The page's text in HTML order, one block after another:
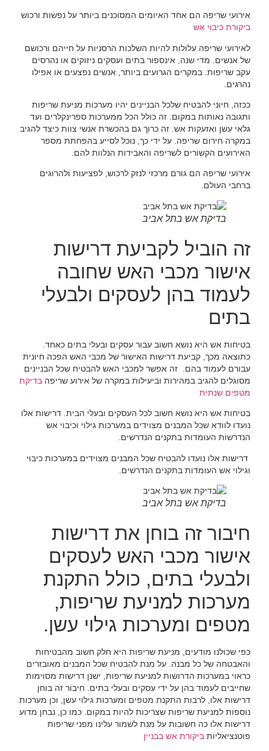
אירועי שריפה הם אחד האיומים המסוכנים ביותר על נפשות ורכוש
ביקורת כיבוי אש
לאירועי שריפה עלולות להיות השלכות הרסניות על חייהם ורכושם
של אנשים. מדי שנה, אינספור בתים ועסקים ניזוקים או נהרסים
עקב שריפות. במקרים הגרועים ביותר, אנשים נפצעים או אפילו
נהרגים.
ככזה, חיוני להבטיח שלכל הבניינים יהיו מערכות מניעת שריפות
ותגובה נאותות במקום. זה כולל הכל ממערכות ספרינקלרים ועד
גלאי עשן ואזעקות אש. זה כרוך גם בהכשרת אנשי צוות כיצד להגיב
במקרה חירום שריפה. על ידי כך, נוכל לסייע בהפחתת מספר
האירועים הקשורים לשריפה והאבידות הנלוות להם.
אירועי שריפה הם גורם מרכזי לנזק לרכוש, לפציעות ולהרוגים
ברחבי העולם.
בדיקת אש בתל אביב
זה הוביל לקביעת דרישות
אישור מכבי האש שחובה
לעמוד בהן לעסקים ולבעלי
בתים
בטיחות אש היא נושא חשוב עבור עסקים ובעלי בתים כאחד.
כתוצאה מכך, קביעת דרישות האישור של מכבי האש הפכה חיונית
עבורם לעמוד בהם. זה אפשר למכבי האש להבטיח שכל הבניינים
מסוגלים להגיב במהירות וביעילות במקרה של אירוע שריפהבדיקת
מטפים שנתית
בטיחות אש היא נושא חשוב לכל העסקים ובעלי הבית. דרישות אלו
נועדו לוודא שכל המבנים מצוידים במערכות גילוי וכיבוי אש
הנדרשות העומדות בתקנים הנדרשים.
דרישות אלו נועדו להבטיח שכל המבנים מצוידים במערכות כיבוי
וגילוי אש העומדות בתקנים הנדרשים.
בדיקת אש בתל אביב
חיבור זה בוחן את דרישות
אישור מכבי האש לעסקים
ולבעלי בתים, כולל התקנת
מערכות למניעת שריפות,
מטפים ומערכות גילוי עשן.
כפי שכולנו מודעים, מניעת שריפות היא חלק חשוב מהבטיחות
והאבטחה של כל מבנה. על מנת להבטיח שכל המבנים מאובזרים
כראוי במערכות הדרושות למניעת שריפות, ישנן דרישות מסוימות
שחייבים לעמוד בהן על ידי עסקים ובעלי בתים. חיבור זה בוחן
דרישות אלו, לרבות התקנת מטפים ומערכות גילוי עשן, וכן מערכות
נוספות למניעת שריפות שצריכות להיות במקום. כמו כן, נבחן מדוע
דרישות אלו כה חשובות על מנת לשמור עלינו מפני שריפות
פוטנציאליותביקורת אש בבניין